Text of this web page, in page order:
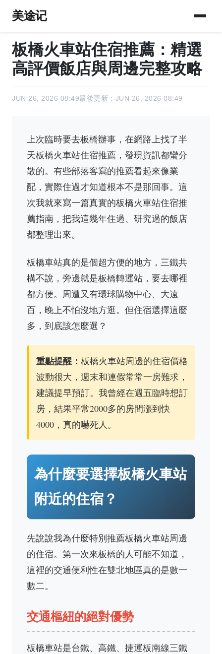
美途记
板橋火車站住宿推薦：精選
高評價飯店與周邊完整攻略
JUN 26, 2026 08:49最後更新：JUN 26, 2026 08:49
上次臨時要去板橋辦事，在網路上找了半
天板橋火車站住宿推薦，發現資訊都蠻分
散的。有些部落客寫的推薦看起來像業
配，實際住過才知道根本不是那回事。這
次我就來寫一篇真實的板橋火車站住宿推
薦指南，把我這幾年住過、研究過的飯店
都整理出來。
板橋車站真的是個超方便的地方，三鐵共
構不說，旁邊就是板橋轉運站，要去哪裡
都方便。周遭又有環球購物中心、大遠
百，晚上不怕沒地方逛。但住宿選擇這麼
多，到底該怎麼選？
重點提醒： 板橋火車站周邊的住宿價格
波動很大，週末和連假常常一房難求，
建議提早預訂。我曾經在週五臨時想訂
房，結果平常2000多的房間漲到快
4000，真的嚇死人。
為什麼要選擇板橋火車站
附近的住宿？
先說說我為什麼特別推薦板橋火車站周邊
的住宿。第一次來板橋的人可能不知道，
這裡的交通便利性在雙北地區真的是數一
數二。
交通樞紐的絕對優勢
板橋車站是台鐵、高鐵、捷運板南線三鐵